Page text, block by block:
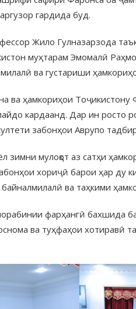
гардида буд.
Жило Гулназарзода
муҳтарам Эмомалӣ
ва густариши
ва ҳамкориҳои
кардаанд. Дар ин росто
забонҳои Аврупо
мулоқот аз сатҳи
хориҷӣ барои ҳар ду
ва таҳкими
фарҳангӣ бахшида
ва туҳфаҳои